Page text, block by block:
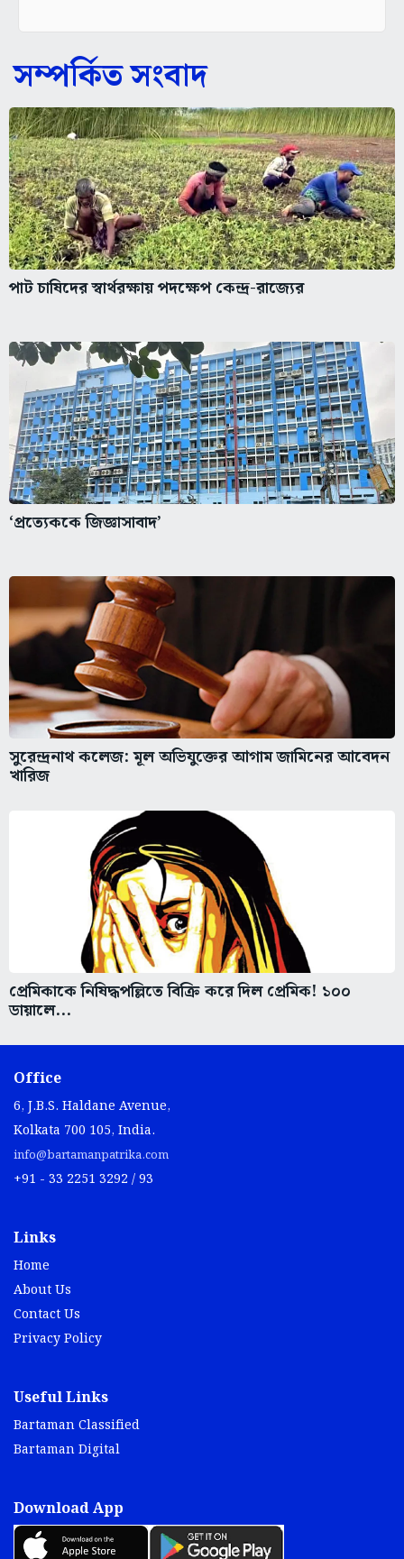
সম্পর্কিত সংবাদ
পাট চাষিদের স্বার্থরক্ষায় পদক্ষেপ কেন্দ্র-রাজ্যের
‘প্রত্যেককে জিজ্ঞাসাবাদ’
সুরেন্দ্রনাথ কলেজ: মূল অভিযুক্তের আগাম জামিনের আবেদন
খারিজ
প্রেমিকাকে নিষিদ্ধপল্লিতে বিক্রি করে দিল প্রেমিক! ১০০
ডায়ালে...
Office
6, J.B.S. Haldane Avenue,
Kolkata 700 105, India.
info@bartamanpatrika.com
+91 - 33 2251 3292 / 93
Links
Home
About Us
Contact Us
Privacy Policy
Useful Links
Bartaman Classified
Bartaman Digital
Download App